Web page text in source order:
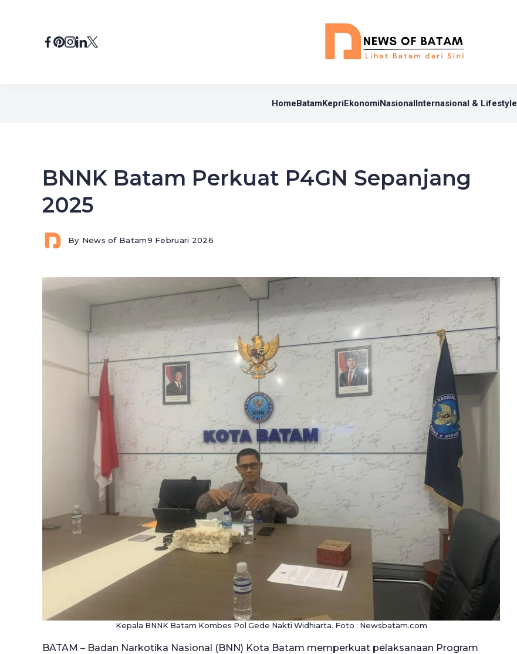
HomeBatamKepriEkonomiNasionalInternasional & Lifestyle
BNNK Batam Perkuat P4GN Sepanjang
2025
By News of Batam9 Februari 2026
Kepala BNNK Batam Kombes Pol Gede Nakti Widhiarta. Foto : Newsbatam.com
BATAM – Badan Narkotika Nasional (BNN) Kota Batam memperkuat pelaksanaan Program